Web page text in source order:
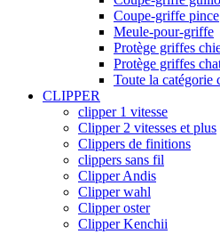
Coupe-griffe pince
Meule-pour-griffe
Protège griffes
Protège griffes
Toute la catégorie
CLIPPER
clipper 1 vitesse
Clipper 2 vitesses et plus
Clippers de finitions
clippers sans fil
Clipper Andis
Clipper wahl
Clipper oster
Clipper Kenchii